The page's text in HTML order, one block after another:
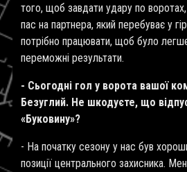
того, щоб завдати удару по
пас на партнера, який перебуває у
потрібно працювати, щоб було
переможні результати.
- Сьогодні гол у ворота вашої
Безуглий. Не шкодуєте, що
«Буковину»?
- На початку сезону у нас був
позиції центрального захисника.